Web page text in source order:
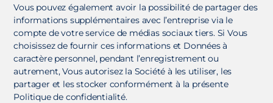
Vous pouvez également avoir la possibilité de partager des
informations supplémentaires avec l’entreprise via le
compte de votre service de médias sociaux tiers. Si Vous
choisissez de fournir ces informations et Données à
caractère personnel, pendant l’enregistrement ou
autrement, Vous autorisez la Société à les utiliser, les
partager et les stocker conformément à la présente
Politique de confidentialité.